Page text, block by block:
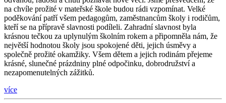
na chvíle prožité v mateřské škole budou rádi vzpomínat. Velké
poděkování patří všem pedagogům, zaměstnancům školy i rodičům,
kteří se na přípravě slavnosti podíleli. Zahradní slavnost byla
krásnou tečkou za uplynulým školním rokem a připomněla nám, že
největší hodnotou školy jsou spokojené děti, jejich úsměvy a
společně prožité okamžiky. Všem dětem a jejich rodinám přejeme
krásné, slunečné prázdniny plné odpočinku, dobrodružství a
nezapomenutelných zážitků.
více